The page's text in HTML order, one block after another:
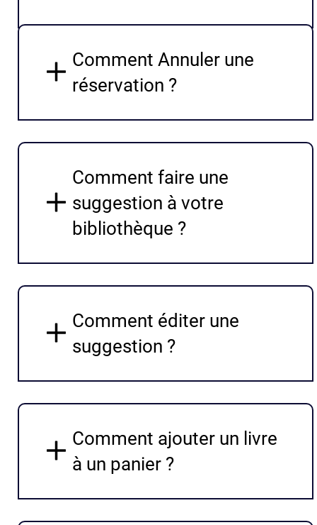
Comment Annuler une
réservation ?
Comment faire une
suggestion à votre
bibliothèque ?
Comment éditer une
suggestion ?
Comment ajouter un livre
à un panier ?